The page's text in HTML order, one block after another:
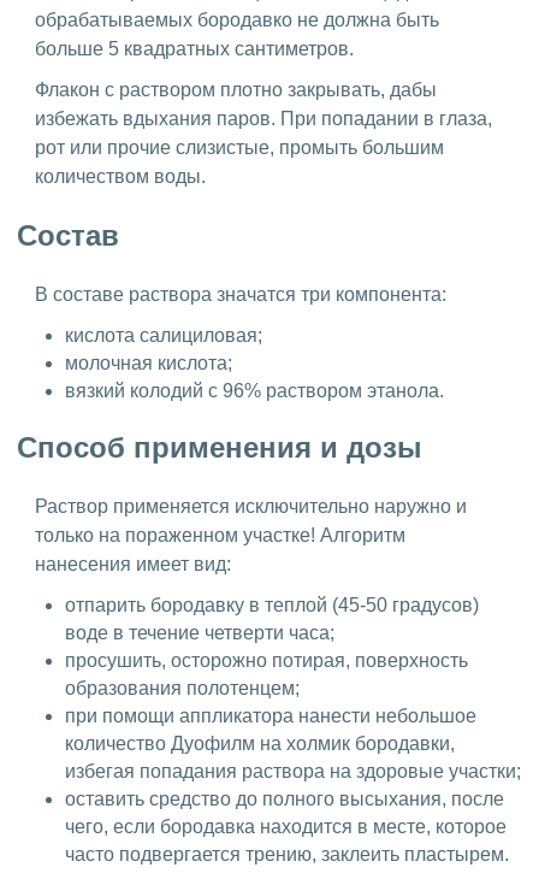
обрабатываемых бородавко не должна быть
больше 5 квадратных сантиметров.
Флакон с раствором плотно закрывать, дабы
избежать вдыхания паров. При попадании в глаза,
рот или прочие слизистые, промыть большим
количеством воды.
Состав
В составе раствора значатся три компонента:
кислота салициловая;
молочная кислота;
вязкий колодий с 96% раствором этанола.
Способ применения и дозы
Раствор применяется исключительно наружно и
только на пораженном участке! Алгоритм
нанесения имеет вид:
отпарить бородавку в теплой (45-50 градусов)
воде в течение четверти часа;
просушить, осторожно потирая, поверхность
образования полотенцем;
при помощи аппликатора нанести небольшое
количество Дуофилм на холмик бородавки,
избегая попадания раствора на здоровые участки;
оставить средство до полного высыхания, после
чего, если бородавка находится в месте, которое
часто подвергается трению, заклеить пластырем.